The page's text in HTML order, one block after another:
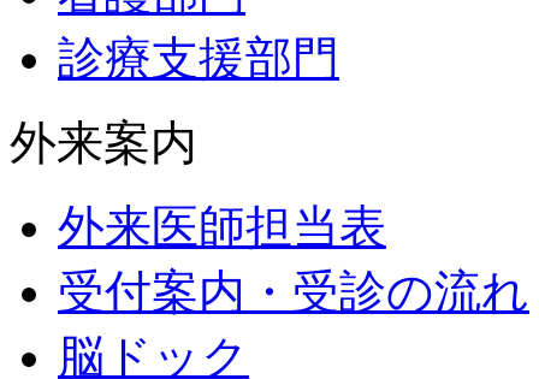
診療支援部門
外来案内
外来医師担当表
受付案内・受診の流れ
脳ドック